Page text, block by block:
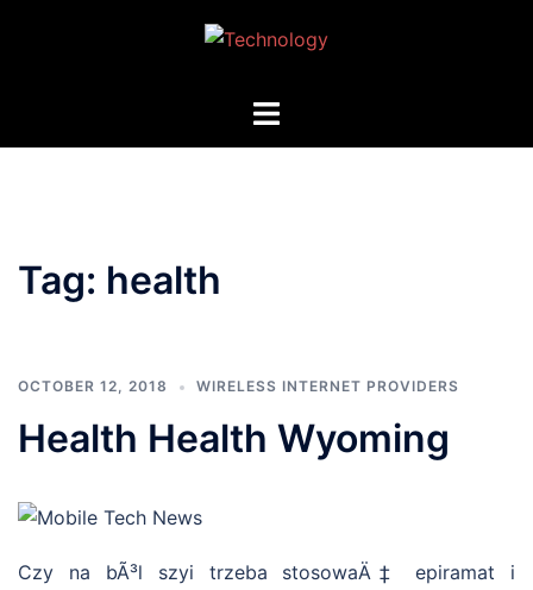
Toggle
Tag: health
OCTOBER 12, 2018 WIRELESS INTERNET PROVIDERS
Health Health Wyoming
Czy na bÃ³l szyi trzeba stosowaÄ‡ epiramat i